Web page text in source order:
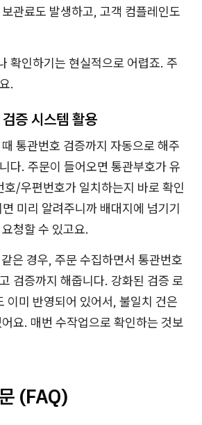
관료도 발생하고, 고객 컴플레인도
확인하기는 현실적으로 어렵죠. 주
.
증 시스템 활용
통관번호 검증까지 자동으로 해주
다. 주문이 들어오면 통관부호가 유
/우편번호가 일치하는지 바로 확인
미리 알려주니까 배대지에 넘기기
청할 수 있고요.
은 경우, 주문 수집하면서 통관번호
검증까지 해줍니다. 강화된 검증 로
이미 반영되어 있어서, 불일치 건은
요. 매번 수작업으로 확인하는 것보
(FAQ)